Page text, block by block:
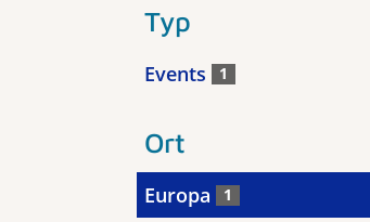
Typ
Events 1
Ort
Europa 1